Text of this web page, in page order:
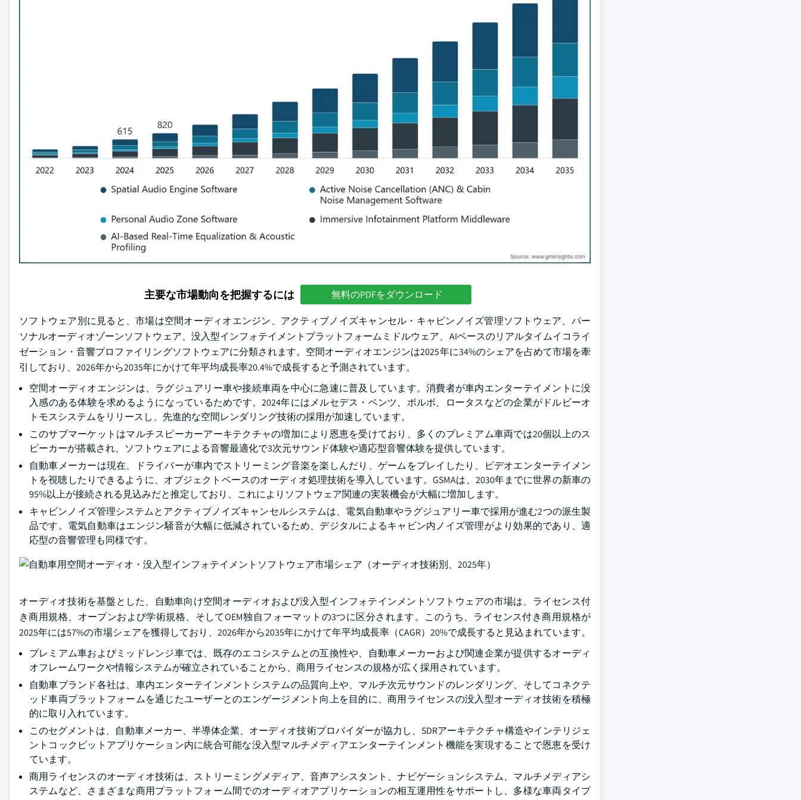
主要な市場動向を把握するには 無料のPDFをダウンロード
ソフトウェア別に見ると、市場は空間オーディオエンジン、アクティブノイズキャンセル・キャビンノイズ管理ソフトウェア、パー
ソナルオーディオゾーンソフトウェア、没入型インフォテイメントプラットフォームミドルウェア、AIベースのリアルタイムイコライ
ゼーション・音響プロファイリングソフトウェアに分類されます。空間オーディオエンジンは2025年に34%のシェアを占めて市場を牽
引しており、2026年から2035年にかけて年平均成長率20.4%で成長すると予測されています。
空間オーディオエンジンは、ラグジュアリー車や接続車両を中心に急速に普及しています。消費者が車内エンターテイメントに没
入感のある体験を求めるようになっているためです。2024年にはメルセデス・ベンツ、ボルボ、ロータスなどの企業がドルビーオ
トモスシステムをリリースし、先進的な空間レンダリング技術の採用が加速しています。
このサブマーケットはマルチスピーカーアーキテクチャの増加により恩恵を受けており、多くのプレミアム車両では20個以上のス
ピーカーが搭載され、ソフトウェアによる音響最適化で3次元サウンド体験や適応型音響体験を提供しています。
自動車メーカーは現在、ドライバーが車内でストリーミング音楽を楽しんだり、ゲームをプレイしたり、ビデオエンターテイメン
トを視聴したりできるように、オブジェクトベースのオーディオ処理技術を導入しています。GSMAは、2030年までに世界の新車の
95%以上が接続される見込みだと推定しており、これによりソフトウェア関連の実装機会が大幅に増加します。
キャビンノイズ管理システムとアクティブノイズキャンセルシステムは、電気自動車やラグジュアリー車で採用が進む2つの派生製
品です。電気自動車はエンジン騒音が大幅に低減されているため、デジタルによるキャビン内ノイズ管理がより効果的であり、適
応型の音響管理も同様です。
オーディオ技術を基盤とした、自動車向け空間オーディオおよび没入型インフォテインメントソフトウェアの市場は、ライセンス付
き商用規格、オープンおよび学術規格、そしてOEM独自フォーマットの3つに区分されます。このうち、ライセンス付き商用規格が
2025年には57%の市場シェアを獲得しており、2026年から2035年にかけて年平均成長率（CAGR）20%で成長すると見込まれています。
プレミアム車およびミッドレンジ車では、既存のエコシステムとの互換性や、自動車メーカーおよび関連企業が提供するオーディ
オフレームワークや情報システムが確立されていることから、商用ライセンスの規格が広く採用されています。
自動車ブランド各社は、車内エンターテインメントシステムの品質向上や、マルチ次元サウンドのレンダリング、そしてコネクテ
ッド車両プラットフォームを通じたユーザーとのエンゲージメント向上を目的に、商用ライセンスの没入型オーディオ技術を積極
的に取り入れています。
このセグメントは、自動車メーカー、半導体企業、オーディオ技術プロバイダーが協力し、SDRアーキテクチャ構造やインテリジェ
ントコックピットアプリケーション内に統合可能な没入型マルチメディアエンターテインメント機能を実現することで恩恵を受け
ています。
商用ライセンスのオーディオ技術は、ストリーミングメディア、音声アシスタント、ナビゲーションシステム、マルチメディアシ
ステムなど、さまざまな商用プラットフォーム間でのオーディオアプリケーションの相互運用性をサポートし、多様な車両タイプ